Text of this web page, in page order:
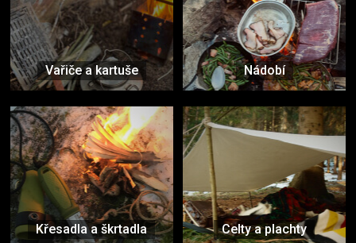
Vařiče a kartuše Nádobí
Křesadla a škrtadla Celty a plachty